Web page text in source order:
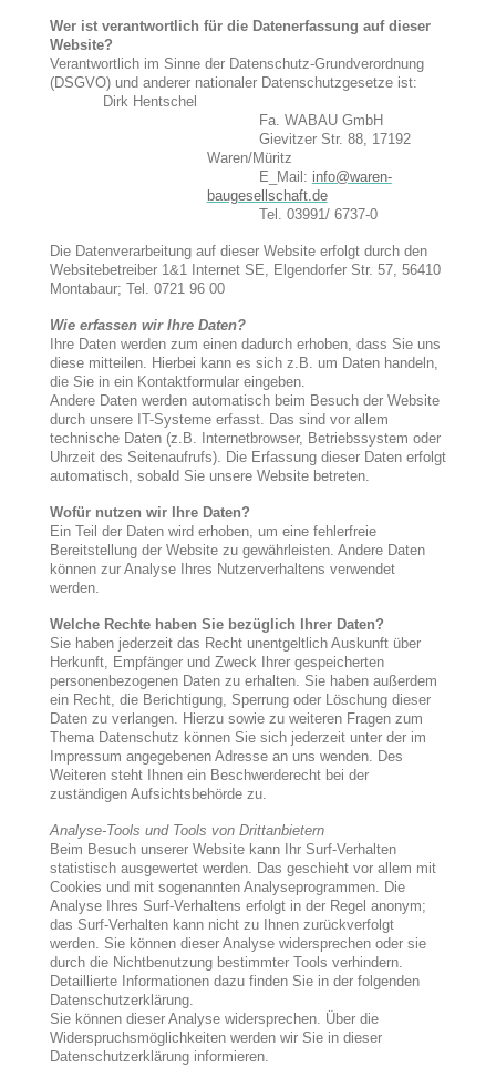
Wer ist verantwortlich für die Datenerfassung auf dieser
Website?
Verantwortlich im Sinne der Datenschutz-Grundverordnung
(DSGVO) und anderer nationaler Datenschutzgesetze ist:
Dirk Hentschel
Fa. WABAU GmbH
Gievitzer Str. 88, 17192
Waren/Müritz
E_Mail: info@waren-
baugesellschaft.de
Tel. 03991/ 6737-0
Die Datenverarbeitung auf dieser Website erfolgt durch den
Websitebetreiber 1&1 Internet SE, Elgendorfer Str. 57, 56410
Montabaur; Tel. 0721 96 00
Wie erfassen wir Ihre Daten?
Ihre Daten werden zum einen dadurch erhoben, dass Sie uns
diese mitteilen. Hierbei kann es sich z.B. um Daten handeln,
die Sie in ein Kontaktformular eingeben.
Andere Daten werden automatisch beim Besuch der Website
durch unsere IT-Systeme erfasst. Das sind vor allem
technische Daten (z.B. Internetbrowser, Betriebssystem oder
Uhrzeit des Seitenaufrufs). Die Erfassung dieser Daten erfolgt
automatisch, sobald Sie unsere Website betreten.
Wofür nutzen wir Ihre Daten?
Ein Teil der Daten wird erhoben, um eine fehlerfreie
Bereitstellung der Website zu gewährleisten. Andere Daten
können zur Analyse Ihres Nutzerverhaltens verwendet
werden.
Welche Rechte haben Sie bezüglich Ihrer Daten?
Sie haben jederzeit das Recht unentgeltlich Auskunft über
Herkunft, Empfänger und Zweck Ihrer gespeicherten
personenbezogenen Daten zu erhalten. Sie haben außerdem
ein Recht, die Berichtigung, Sperrung oder Löschung dieser
Daten zu verlangen. Hierzu sowie zu weiteren Fragen zum
Thema Datenschutz können Sie sich jederzeit unter der im
Impressum angegebenen Adresse an uns wenden. Des
Weiteren steht Ihnen ein Beschwerderecht bei der
zuständigen Aufsichtsbehörde zu.
Analyse-Tools und Tools von Drittanbietern
Beim Besuch unserer Website kann Ihr Surf-Verhalten
statistisch ausgewertet werden. Das geschieht vor allem mit
Cookies und mit sogenannten Analyseprogrammen. Die
Analyse Ihres Surf-Verhaltens erfolgt in der Regel anonym;
das Surf-Verhalten kann nicht zu Ihnen zurückverfolgt
werden. Sie können dieser Analyse widersprechen oder sie
durch die Nichtbenutzung bestimmter Tools verhindern.
Detaillierte Informationen dazu finden Sie in der folgenden
Datenschutzerklärung.
Sie können dieser Analyse widersprechen. Über die
Widerspruchsmöglichkeiten werden wir Sie in dieser
Datenschutzerklärung informieren.